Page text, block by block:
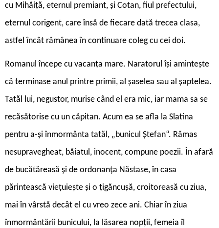
cu Mihăiță, eternul premiant, și Cotan, fiul prefectului,
eternul corigent, care însă de fiecare dată trecea clasa,
astfel încât rămânea în continuare coleg cu cei doi.
Romanul începe cu vacanța mare. Naratorul își amintește
că terminase anul printre primii, al șaselea sau al șaptelea.
Tatăl lui, negustor, murise când el era mic, iar mama sa se
recăsătorise cu un căpitan. Acum ea se afla la Slatina
pentru a-și înmormânta tatăl, „bunicul Ștefan“. Rămas
nesupravegheat, băiatul, inocent, compune poezii. În afară
de bucătăreasă și de ordonanța Năstase, în casa
părintească viețuiește și o țigăncușă, croitoreasă cu ziua,
mai în vârstă decât el cu vreo zece ani. Chiar în ziua
înmormântării bunicului, la lăsarea nopții, femeia îl